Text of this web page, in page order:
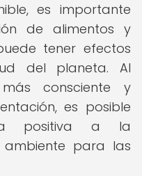
es importante
de alimentos y
tener efectos
del planeta. Al
consciente y
es posible
positiva a la
ambiente para las